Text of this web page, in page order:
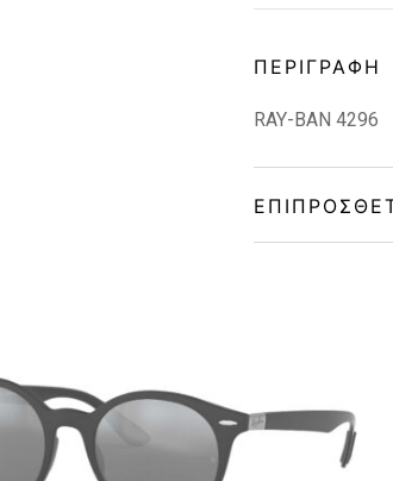
ΠΕΡΙΓΡΑΦΉ
RAY-BAN 4296
Lens Color